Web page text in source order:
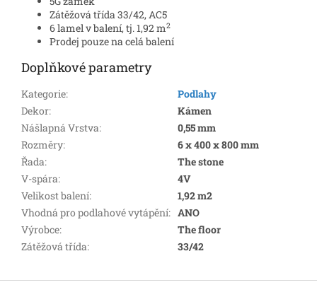
Zátěžová třída 33/42, AC5
6 lamel v balení, tj. 1,92 m2
Prodej pouze na celá balení
Doplňkové parametry
Kategorie:
Podlahy
Dekor:
Kámen
Nášlapná Vrstva:
0,55 mm
Rozměry:
6 x 400 x 800 mm
Řada:
The stone
V-spára:
4V
Velikost balení:
1,92 m2
Vhodná pro podlahové vytápění: ANO
Výrobce:
The floor
Zátěžová třída: 33/42
Z